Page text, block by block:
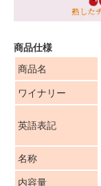
商品仕様
商品名
ワイナリー
英語表記
名称
内容量